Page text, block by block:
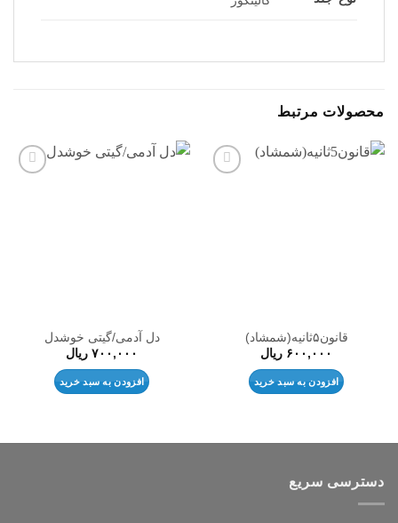
محصولات مرتبط
قانون۵ثانیه(شمشاد)
۶۰۰,۰۰۰ ریال
افزودن به سبد خرید
دل آدمی/گیتی خوشدل
۷۰۰,۰۰۰ ریال
افزودن به سبد خرید
دسترسی سریع